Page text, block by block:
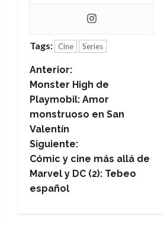
Tags: Cine Series
N
a
v
e
g
a
Anterior:
Monster High de
Playmobil: Amor
monstruoso en San
Valentín
Siguiente:
Cómic y cine más allá de
Marvel y DC (2): Tebeo
español